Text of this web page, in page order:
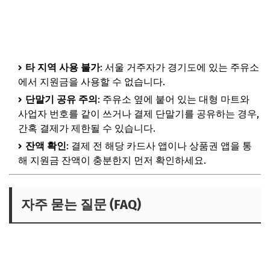
타 지역 사용 불가: 서울 거주자가 경기도에 있는 주유소
에서 지원금을 사용할 수 없습니다.
단말기 공유 주의: 주유소 옆에 붙어 있는 대형 마트와
사업자 번호를 같이 쓰거나 결제 단말기를 공유하는 경우,
간혹 결제가 제한될 수 있습니다.
잔액 확인: 결제 전 해당 카드사 앱이나 상품권 앱을 통
해 지원금 잔액이 충분한지 먼저 확인하세요.
자주 묻는 질문 (FAQ)